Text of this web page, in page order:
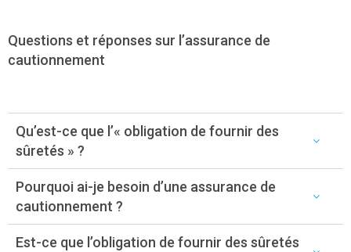
Questions et réponses sur l’assurance de
cautionnement
Qu’est-ce que l’« obligation de fournir des
sûretés » ?
Pourquoi ai-je besoin d’une assurance de
cautionnement ?
Est-ce que l’obligation de fournir des sûretés